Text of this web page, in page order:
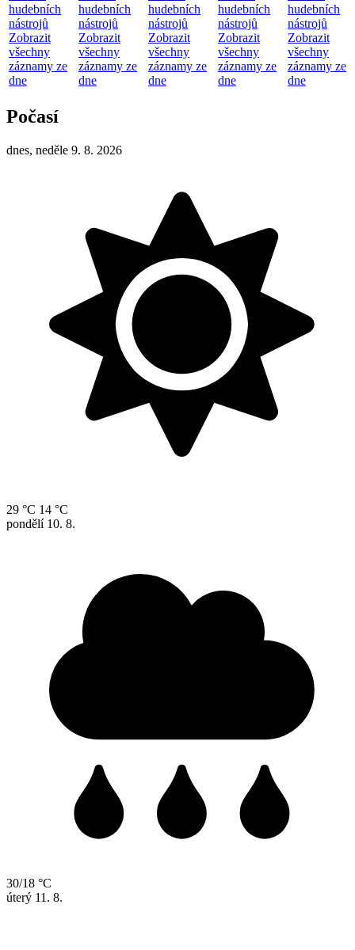
hudebních
nástrojů
Zobrazit
všechny
záznamy ze
dne
hudebních
nástrojů
Zobrazit
všechny
záznamy ze
dne
hudebních
nástrojů
Zobrazit
všechny
záznamy ze
dne
hudebních
nástrojů
Zobrazit
všechny
záznamy ze
dne
hudebních
nástrojů
Zobrazit
všechny
záznamy ze
dne
Počasí
dnes, neděle 9. 8. 2026
29 °C 14 °C
pondělí 10. 8.
30/18 °C
úterý 11. 8.